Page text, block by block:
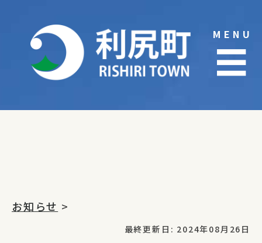
content
MENU
☰
お知らせ >
最終更新日: 2024年08月26日